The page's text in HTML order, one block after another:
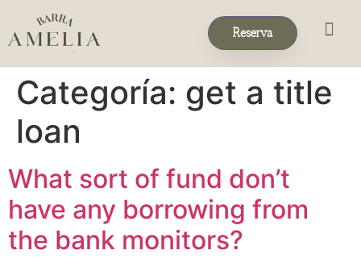
Reserva
Categoría: get a title
loan
What sort of fund don’t
have any borrowing from
the bank monitors?